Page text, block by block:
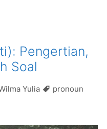
Pengertian,
Soal
Yulia Tags
pronoun